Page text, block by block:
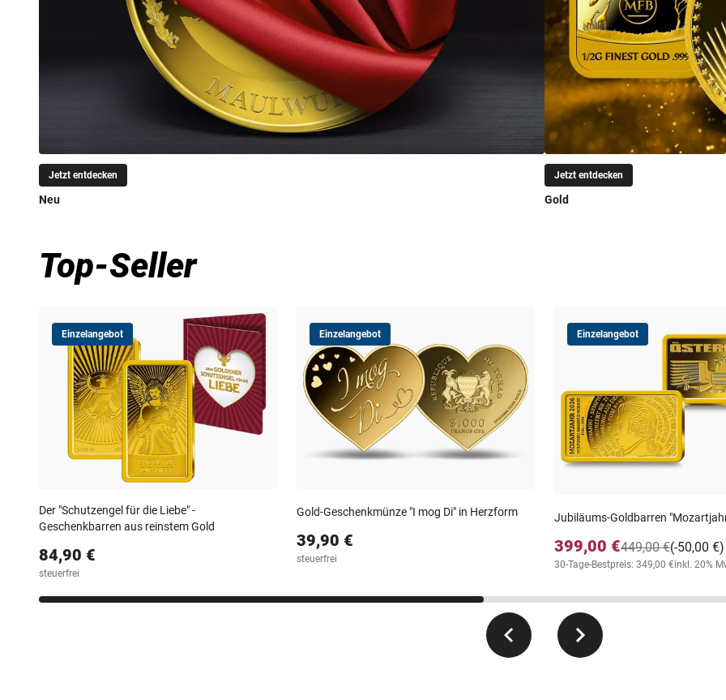
Jetzt entdecken
Neu
Jetzt entdecken
Gold
Top-Seller
Einzelangebot
Der "Schutzengel für die Liebe" -
Geschenkbarren aus reinstem Gold
84,90 €
steuerfrei
Einzelangebot
Gold-Geschenkmünze "I mog Di" in Herzform
39,90 €
steuerfrei
Einzelangebot
Jubiläums-Goldbarren
399,00 € (-50,00 €)
449,00 €
30-Tage-Bestpreis: 349,00 €inkl. 20%